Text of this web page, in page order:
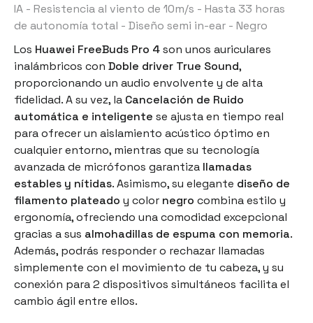
IA - Resistencia al viento de 10m/s - Hasta 33 horas
de autonomía total - Diseño semi in-ear - Negro
Los Huawei FreeBuds Pro 4son unos auriculares
inalámbricos con Doble driver True Sound,
proporcionando un audio envolvente y de alta
fidelidad. A su vez, la Cancelación de Ruido
automática e inteligente se ajusta en tiempo real
para ofrecer un aislamiento acústico óptimo en
cualquier entorno, mientras que su tecnología
avanzada de micrófonos garantiza llamadas
estables y nítidas. Asimismo, su elegante diseño de
filamento plateado y color negro combina estilo y
ergonomía, ofreciendo una comodidad excepcional
gracias a sus almohadillas de espuma con memoria.
Además, podrás responder o rechazar llamadas
simplemente con el movimiento de tu cabeza, y su
conexión para 2 dispositivos simultáneos facilita el
cambio ágil entre ellos.